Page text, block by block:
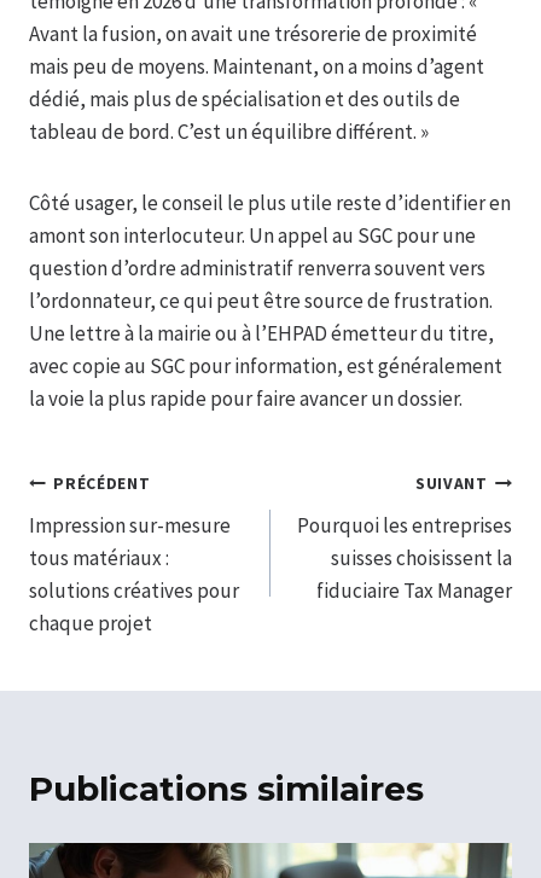
Avant la fusion, on avait une trésorerie de proximité
mais peu de moyens. Maintenant, on a moins d’agent
dédié, mais plus de spécialisation et des outils de
tableau de bord. C’est un équilibre différent. »
Côté usager, le conseil le plus utile reste d’identifier en
amont son interlocuteur. Un appel au SGC pour une
question d’ordre administratif renverra souvent vers
l’ordonnateur, ce qui peut être source de frustration.
Une lettre à la mairie ou à l’EHPAD émetteur du titre,
avec copie au SGC pour information, est généralement
la voie la plus rapide pour faire avancer un dossier.
Navigation
de
l’article
PRÉCÉDENT
Impression sur-mesure
tous matériaux :
solutions créatives pour
chaque projet
SUIVANT
Pourquoi les entreprises
suisses choisissent la
fiduciaire Tax Manager
Publications similaires